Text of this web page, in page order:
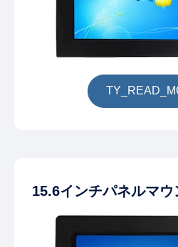
15.6インチパネルマ